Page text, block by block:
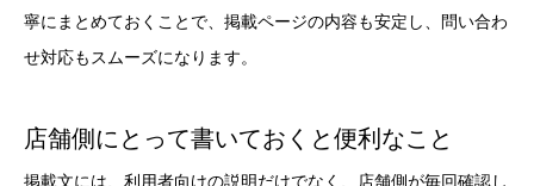
寧にまとめておくことで、掲載ページの内容も安定し、問い合わ
せ対応もスムーズになります。
店舗側にとって書いておくと便利なこと
掲載文には、利用者向けの説明だけでなく、店舗側が毎回確認し